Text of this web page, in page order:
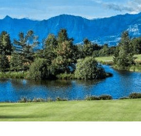
Exporter les lignes sélectionnées
Exporter toutes les colonnes
Exporter uniquement les colonnes
Menu
?>
Images de la page d'accueil
Cliquez pour éditer